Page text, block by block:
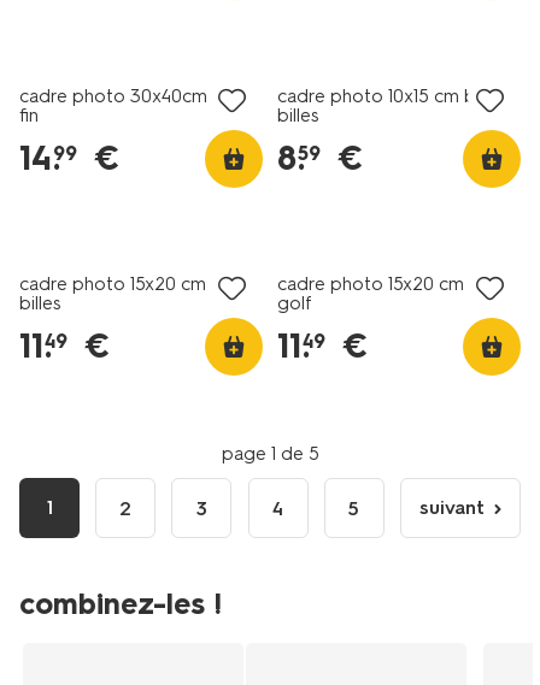
cadre photo 30x40cm bois
fin
14.
99 €
cadre photo 10x15 cm bois
billes
8.
59 €
cadre photo 15x20 cm bois
billes
11.
49 €
cadre photo 15x20 cm bois
golf
11.
49 €
page 1 de 5
1 2 3 4 5
page
suivante
suivant
combinez-les !